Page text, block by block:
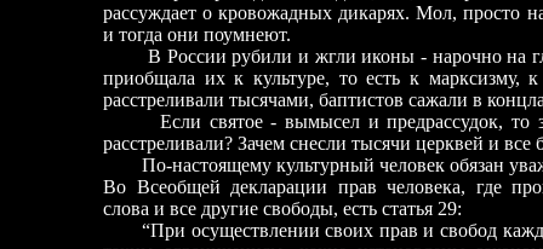
рассуждает о кровожадных дикарях. Мол, просто
и тогда они поумнеют.
В России рубили и жгли иконы -нарочно на
приобщала их к культуре, то есть к марксизму,
расстреливали тысячами, баптистов сажали в
Если святое- вымысел и предрассудок, то
расстреливали? Зачем снесли тысячи церквей и все
По-настоящему культурный человек обязан
Во Всеобщей декларации прав человека, где
слова и все другие свободы, есть статья 29:
“При осуществлении своих прав и свобод